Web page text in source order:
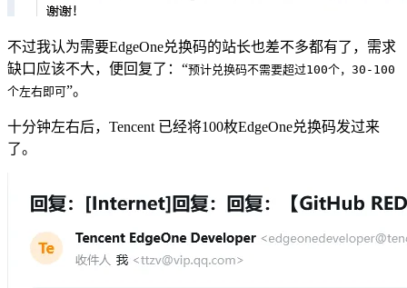
不过我认为需要EdgeOne兑换码的站长也差不多都有了，需求
缺口应该不大，便回复了：“预计兑换码不需要超过100个，30-100
个左右即可”。
十分钟左右后，Tencent 已经将100枚EdgeOne兑换码发过来
了。